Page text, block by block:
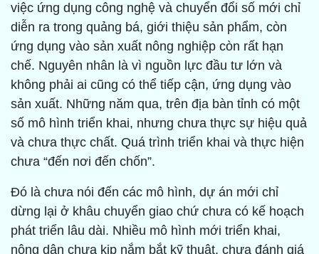
việc ứng dụng công nghệ và chuyển đổi số mới chỉ
diễn ra trong quảng bá, giới thiệu sản phẩm, còn
ứng dụng vào sản xuất nông nghiệp còn rất hạn
chế. Nguyên nhân là vì nguồn lực đầu tư lớn và
không phải ai cũng có thể tiếp cận, ứng dụng vào
sản xuất. Những năm qua, trên địa bàn tỉnh có một
số mô hình triển khai, nhưng chưa thực sự hiệu quả
và chưa thực chất. Quá trình triển khai và thực hiện
chưa “đến nơi đến chốn”.
Đó là chưa nói đến các mô hình, dự án mới chỉ
dừng lại ở khâu chuyển giao chứ chưa có kế hoạch
phát triển lâu dài. Nhiều mô hình mới triển khai,
nông dân chưa kịp nắm bắt kỹ thuật, chưa đánh giá